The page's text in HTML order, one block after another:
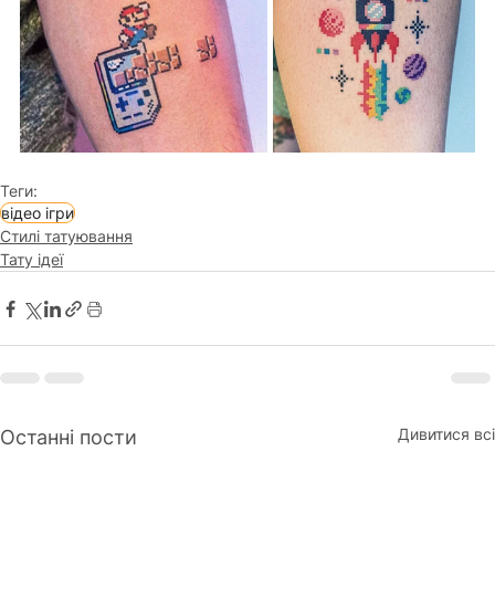
Теги:
відео ігри
Стилі татуювання
Тату ідеї
Останні пости Дивитися всі